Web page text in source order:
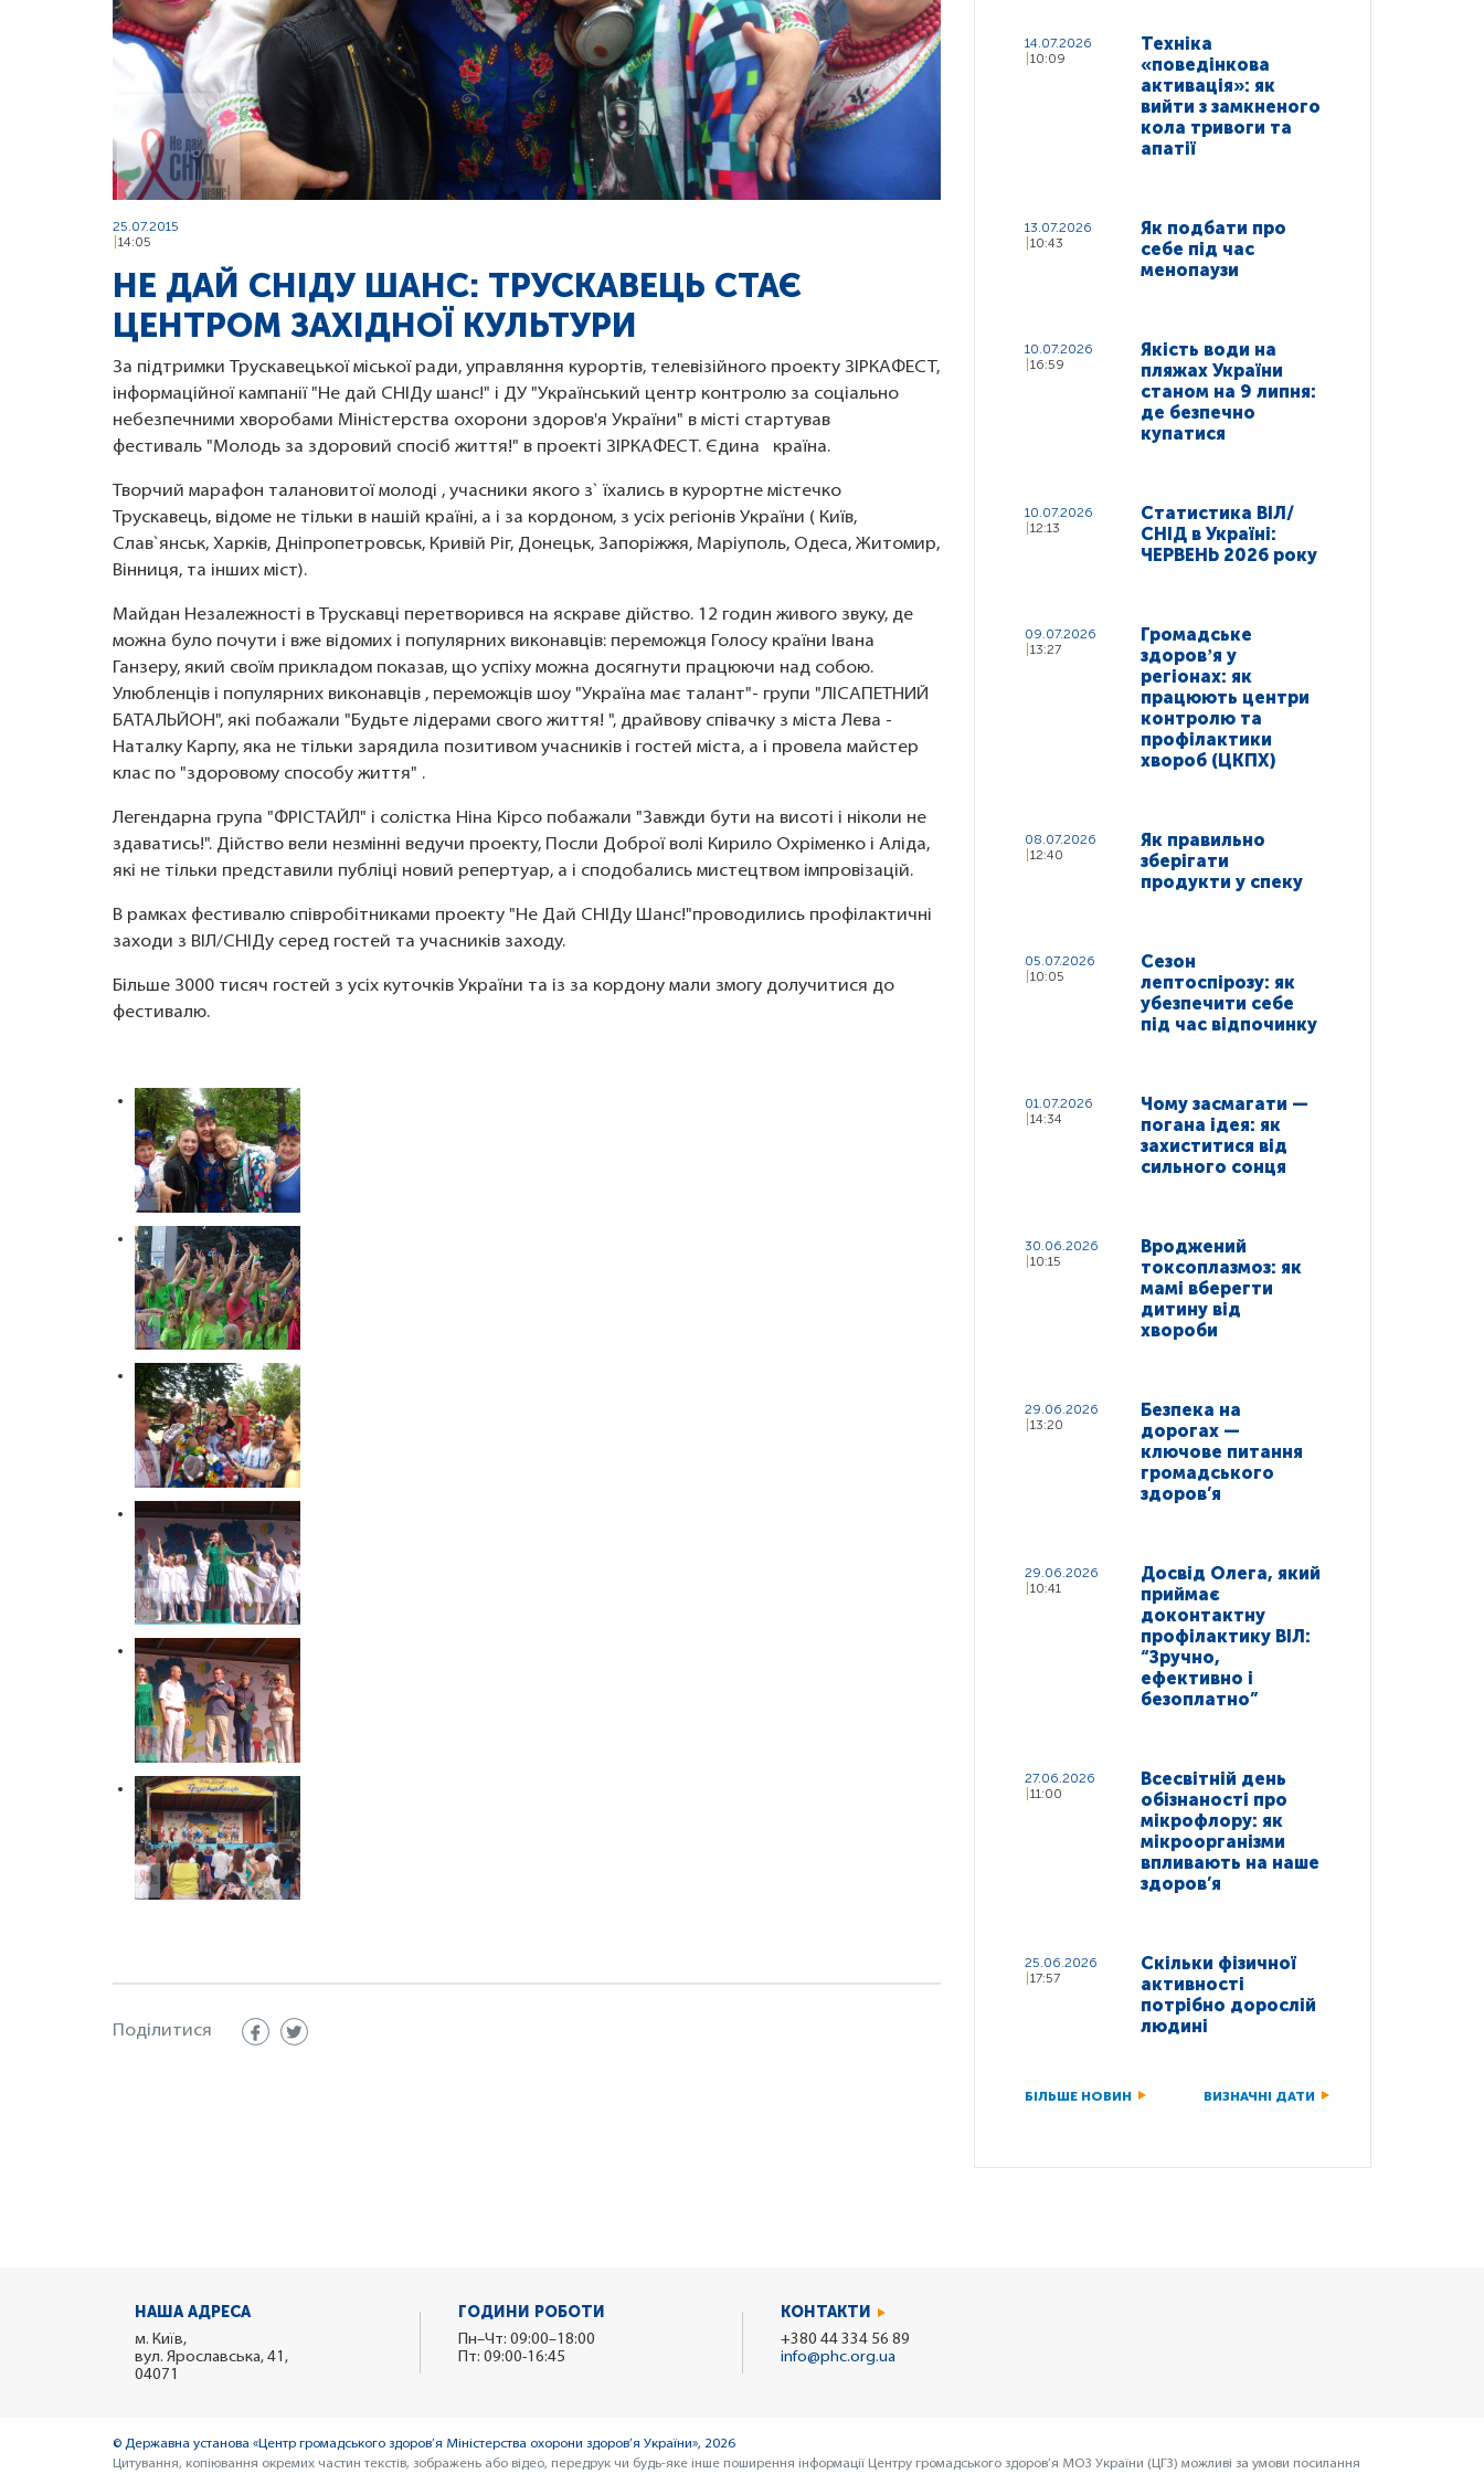
25.07.2015
14:05
НЕ ДАЙ СНІДУ ШАНС: ТРУСКАВЕЦЬ СТАЄ
ЦЕНТРОМ ЗАХІДНОЇ КУЛЬТУРИ
За підтримки Трускавецької міської ради, управляння курортів, телевізійного проекту ЗІРКАФЕСТ,
інформаційної кампанії "Не дай СНІДу шанс!" і ДУ "Український центр контролю за соціально
небезпечними хворобами Міністерства охорони здоров'я України" в місті стартував
фестиваль "Молодь за здоровий спосіб життя!" в проекті ЗІРКАФЕСТ. Єдина країна.
Творчий марафон талановитої молоді , учасники якого з` їхались в курортне містечко
Трускавець, відоме не тільки в нашій країні, а і за кордоном, з усіх регіонів України ( Київ,
Слав`янськ, Харків, Дніпропетровськ, Кривій Ріг, Донецьк, Запоріжжя, Маріуполь, Одеса, Житомир,
Вінниця, та інших міст).
Майдан Незалежності в Трускавці перетворився на яскраве дійство. 12 годин живого звуку, де
можна було почути і вже відомих і популярних виконавців: переможця Голосу країни Івана
Ганзеру, який своїм прикладом показав, що успіху можна досягнути працюючи над собою.
Улюбленців і популярних виконавців , переможців шоу "Україна має талант"- групи "ЛІСАПЕТНИЙ
БАТАЛЬЙОН", які побажали "Будьте лідерами свого життя! ", драйвову співачку з міста Лева -
Наталку Карпу, яка не тільки зарядила позитивом учасників і гостей міста, а і провела майстер
клас по "здоровому способу життя" .
Легендарна група "ФРІСТАЙЛ" і солістка Ніна Кірсо побажали "Завжди бути на висоті і ніколи не
здаватись!". Дійство вели незмінні ведучи проекту, Посли Доброї волі Кирило Охріменко і Аліда,
які не тільки представили публіці новий репертуар, а і сподобались мистецтвом імпровізацій.
В рамках фестивалю співробітниками проекту "Не Дай СНІДу Шанс!"проводились профілактичні
заходи з ВІЛ/СНІДу серед гостей та учасників заходу.
Більше 3000 тисяч гостей з усіх куточків України та із за кордону мали змогу долучитися до
фестивалю.
Поділитися
14.07.2026
10:09
Техніка
«поведінкова
активація»: як
вийти з замкненого
кола тривоги та
апатії
13.07.2026
10:43
Як подбати про
себе під час
менопаузи
10.07.2026
16:59
Якість води на
пляжах України
станом на 9 липня:
де безпечно
купатися
10.07.2026
12:13
Статистика ВІЛ/
СНІД в Україні:
ЧЕРВЕНЬ 2026 року
09.07.2026
13:27
Громадське
здоровʼя у
регіонах: як
працюють центри
контролю та
профілактики
хвороб (ЦКПХ)
08.07.2026
12:40
Як правильно
зберігати
продукти у спеку
05.07.2026
10:05
Сезон
лептоспірозу: як
убезпечити себе
під час відпочинку
01.07.2026
14:34
Чому засмагати —
погана ідея: як
захиститися від
сильного сонця
30.06.2026
10:15
Вроджений
токсоплазмоз: як
мамі вберегти
дитину від
хвороби
29.06.2026
13:20
Безпека на
дорогах —
ключове питання
громадського
здоров’я
29.06.2026
10:41
Досвід Олега, який
приймає
доконтактну
профілактику ВІЛ:
“Зручно,
ефективно і
безоплатно”
27.06.2026
11:00
Всесвітній день
обізнаності про
мікрофлору: як
мікроорганізми
впливають на наше
здоров’я
25.06.2026
17:57
Скільки фізичної
активності
потрібно дорослій
людині
БІЛЬШЕ НОВИН ВИЗНАЧНІ ДАТИ
НАША АДРЕСА
м. Київ,
вул. Ярославська, 41,
04071
ГОДИНИ РОБОТИ
Пн–Чт: 09:00–18:00
Пт: 09:00-16:45
КОНТАКТИ
+380 44 334 56 89
info@phc.org.ua
© Державна установа «Центр громадського здоров’я Міністерства охорони здоров’я України», 2026
Цитування, копіювання окремих частин текстів, зображень або відео, передрук чи будь-яке інше поширення інформації Центру громадського здоров’я МОЗ України (ЦГЗ) можливі за умови посилання